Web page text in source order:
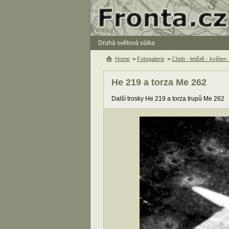
Druhá světová válka
He 219 a torza Me 262
Další trosky He 219 a torza trupů Me 262
Home > Fotogalerie > Cheb - letiště - květen